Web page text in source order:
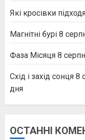
Які кросівки
Магнітні бурі 8
Фаза Місяця 8
Схід і захід сонця 8
дня
ОСТАННІ